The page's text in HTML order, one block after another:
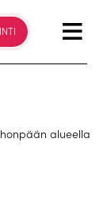
alueella